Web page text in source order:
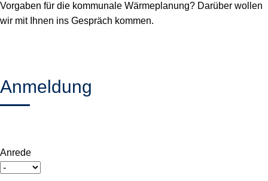
Vorgaben für die kommunale Wärmeplanung? Darüber wollen
wir mit Ihnen ins Gespräch kommen.
Anmeldung
Anrede